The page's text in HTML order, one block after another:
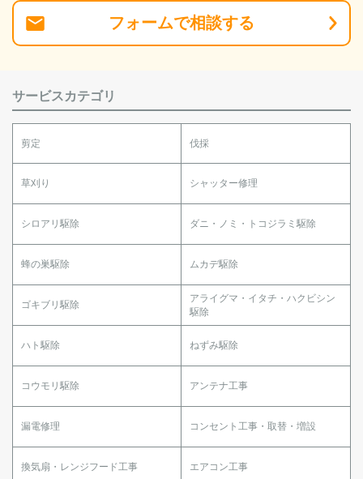
フォームで相談する
サービスカテゴリ
剪定 伐採
草刈り シャッター修理
シロアリ駆除 ダニ・ノミ・トコジラミ駆除
蜂の巣駆除 ムカデ駆除
ゴキブリ駆除
アライグマ・イタチ・ハクビシン
駆除
ハト駆除 ねずみ駆除
コウモリ駆除 アンテナ工事
漏電修理 コンセント工事・取替・増設
換気扇・レンジフード工事 エアコン工事